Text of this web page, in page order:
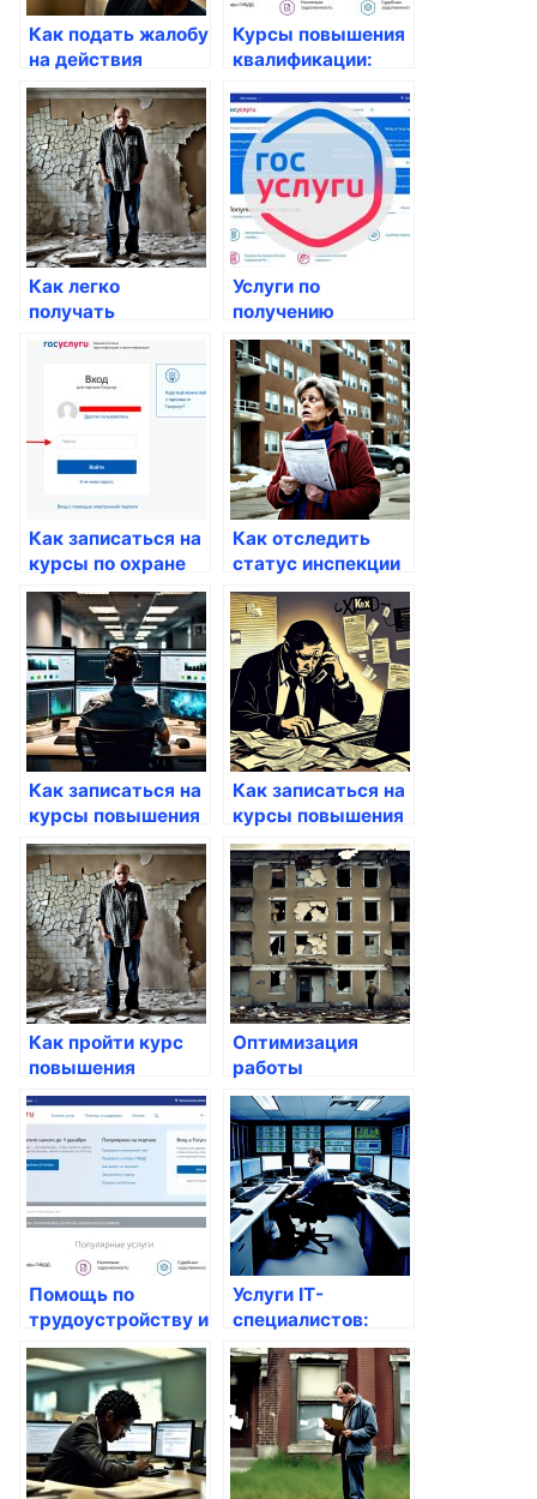
Как подать жалобу
на действия
госслужащих
через Госуслуги
Курсы повышения
квалификации:
россиян
Как легко
получать
уведомления о
статусе своих
заявок
Услуги по
получению
профильного
образования
Как записаться на
курсы по охране
труда через
Госуслуги
Как отследить
статус инспекции
через Госуслуги
Как записаться на
курсы повышения
квалификации
через Госуслуги
Как записаться на
курсы повышения
квалификации
через Госуслуги
Как пройти курс
повышения
квалификации в
государственных
учреждениях
Оптимизация
работы
государственных
учреждений через
госуслуги
Помощь по
трудоустройству и
поддержка
безработных
Услуги IT-
специалистов:
Системные
администраторы и
1С-программисты